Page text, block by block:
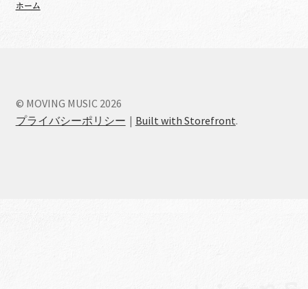
ホーム
© MOVING MUSIC 2026
プライバシーポリシー
Built with Storefront.